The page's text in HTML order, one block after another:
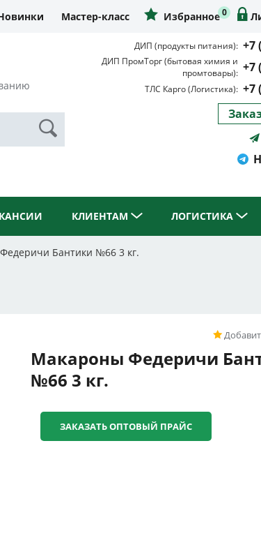
Мастер-класс Избранное0
ДИП (продукты питания): +7
ДИП ПромТорг (бытовая химия и
промтовары): +7
ТЛС Карго (Логистика): +7
КЛИЕНТАМ ЛОГИСТИКА
Бантики №66 3 кг.
Макароны Федеричи
№66 3 кг.
ЗАКАЗАТЬ ОПТОВЫЙ ПРАЙС